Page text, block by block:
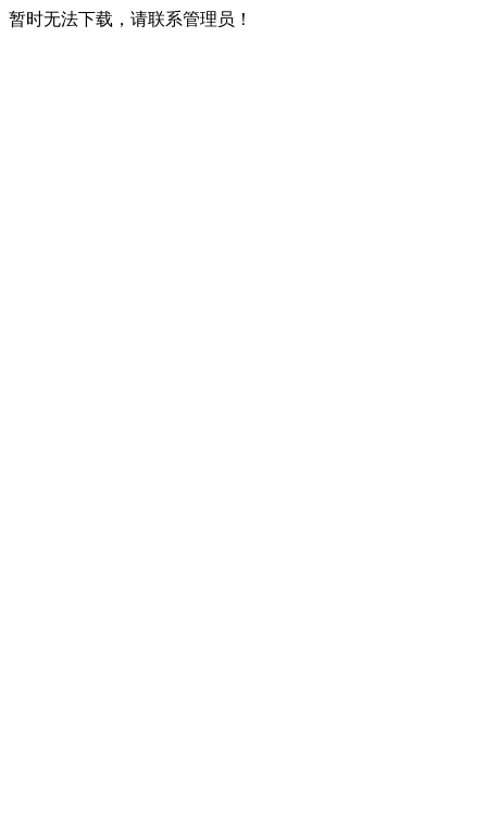
暂时无法下载，请联系管理员！